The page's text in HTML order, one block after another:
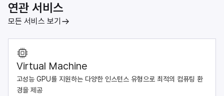
연관 서비스
모든 서비스 보기
Virtual Machine
고성능 GPU를 지원하는 다양한 인스턴스 유형으로 최적의 컴퓨팅 환
경을 제공